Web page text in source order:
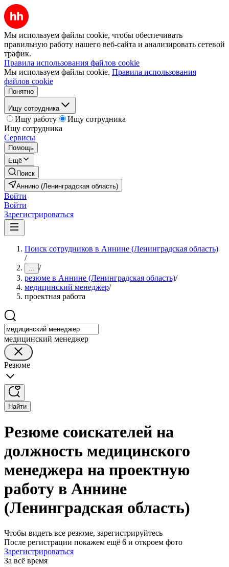
Мы используем файлы cookie, чтобы обеспечивать
правильную работу нашего веб-сайта и анализировать сетевой
трафик.
Правила использования файлов cookie
Мы используем файлы cookie. Правила использования
файлов cookie
Понятно
Ищу сотрудника
Ищу работу
Ищу сотрудника
Ищу сотрудника
Сервисы
Помощь
Ещё
Поиск
Аннино (Ленинградская область)
Войти
Войти
Зарегистрироваться
Поиск сотрудников в Аннине (Ленинградская область)
/
... /
резюме в Аннине (Ленинградская область)/
медицинский менеджер/
проектная работа
медицинский менеджер
Резюме
Найти
Резюме соискателей на
должность медицинского
менеджера на проектную
работу в Аннине
(Ленинградская область)
Чтобы видеть все резюме, зарегистрируйтесь
После регистрации покажем ещё 6 и откроем фото
Зарегистрироваться
За всё время